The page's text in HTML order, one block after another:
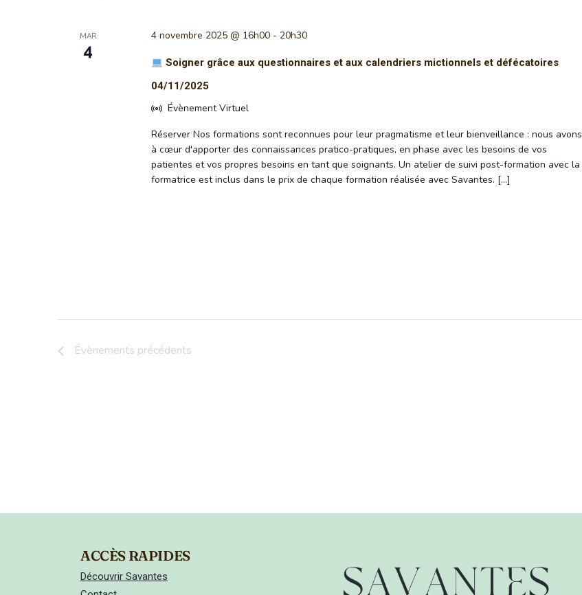
MAR
4
4 novembre 2025 @ 16h00- 20h30
Soigner grâce aux questionnaires et aux calendriers mictionnels et défécatoires
04/11/2025
Évènement Virtuel
Réserver Nos formations sont reconnues pour leur pragmatisme et leur bienveillance : nous avons
à cœur d'apporter des connaissances pratico-pratiques, en phase avec les besoins de vos
patientes et vos propres besoins en tant que soignants. Un atelier de suivi post-formation avec la
formatrice est inclus dans le prix de chaque formation réalisée avec Savantes. […]
Évènements précédents
ACCÈS RAPIDES
Découvrir Savantes